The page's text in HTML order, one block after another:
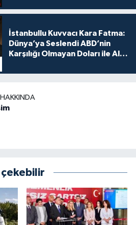
İstanbullu Kuvvacı Kara Fatma:
Dünya’ya Seslendi ABD’nin
Karşılığı Olmayan Doları ile Alış
çekebilir